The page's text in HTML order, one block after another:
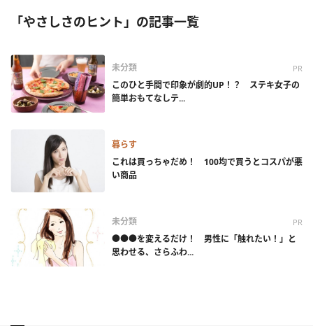
「やさしさのヒント」の記事一覧
未分類 PR
このひと手間で印象が劇的UP！？ ステキ女子の
簡単おもてなしテ...
暮らす
これは買っちゃだめ！ 100均で買うとコスパが悪
い商品
未分類 PR
●●●を変えるだけ！ 男性に「触れたい！」と
思わせる、さらふわ...